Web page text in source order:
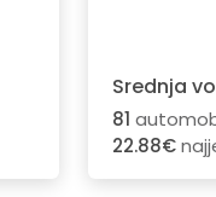
Srednja
81
22.88€